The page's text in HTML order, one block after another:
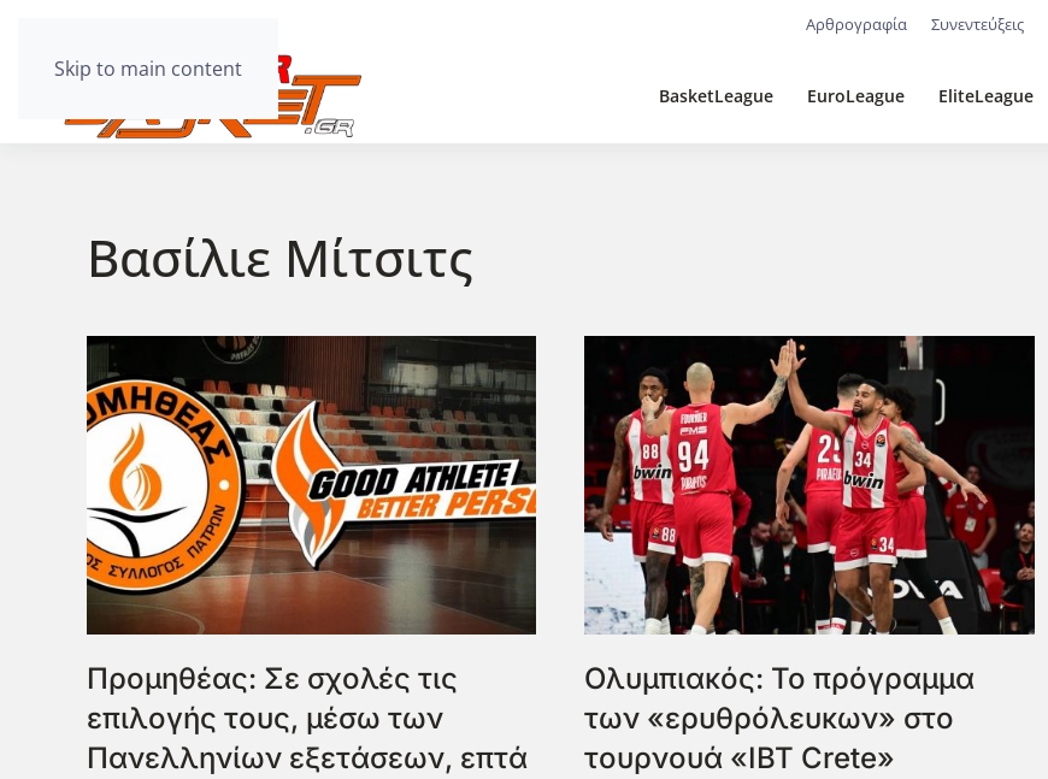
Skip to main content
Αρθρογραφία Συνεντεύξεις
BasketLeague EuroLeague EliteLeague
Βασίλιε Μίτσιτς
Προμηθέας: Σε σχολές τις
επιλογής τους, μέσω των
Πανελληνίων εξετάσεων, επτά
Ολυμπιακός: Το πρόγραμμα
των «ερυθρόλευκων» στο
τουρνουά «IBT Crete»